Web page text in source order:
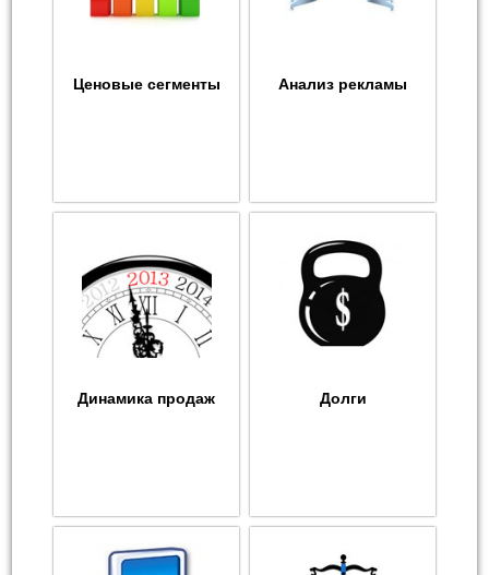
Ценовые сегменты Анализ рекламы
Динамика продаж Долги